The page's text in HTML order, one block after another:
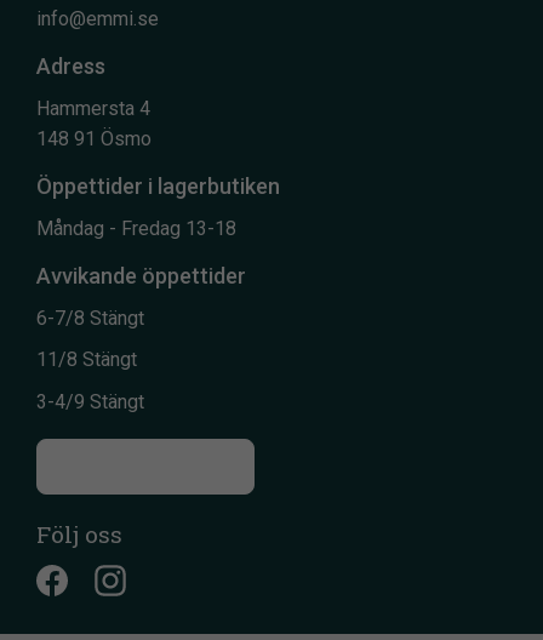
info@emmi.se
Adress
Hammersta 4
148 91 Ösmo
Öppettider i lagerbutiken
Måndag - Fredag 13-18
Avvikande öppettider
6-7/8 Stängt
11/8 Stängt
3-4/9 Stängt
Följ oss